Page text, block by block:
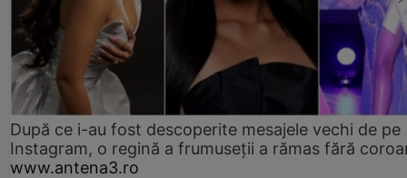
După ce i-au fost descoperite mesajele vechi de pe
Instagram, o regină a frumuseții a rămas fără
www.antena3.ro